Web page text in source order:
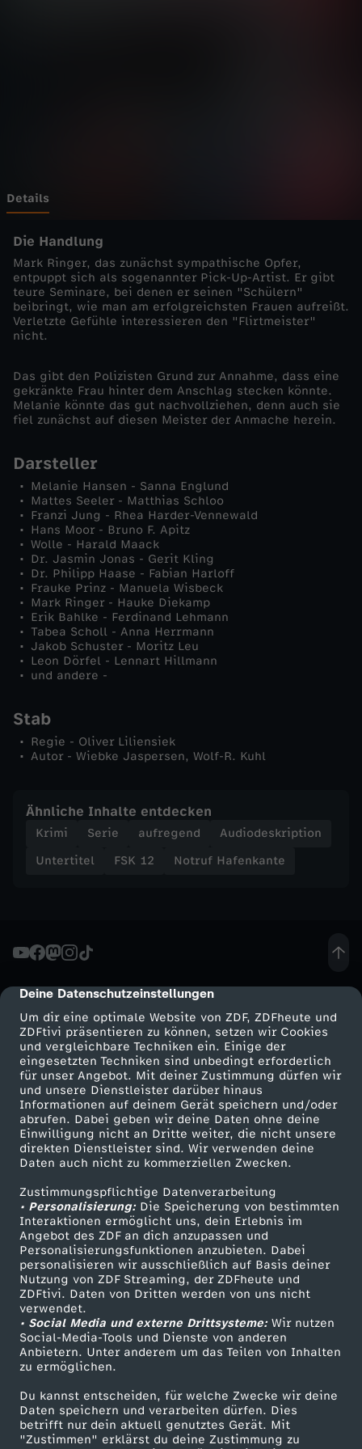
cmp-dialog-description
Deine Datenschutzeinstellungen
Um dir eine optimale Website von ZDF, ZDFheute und
ZDFtivi präsentieren zu können, setzen wir Cookies
und vergleichbare Techniken ein. Einige der
eingesetzten Techniken sind unbedingt erforderlich
für unser Angebot. Mit deiner Zustimmung dürfen wir
und unsere Dienstleister darüber hinaus
Informationen auf deinem Gerät speichern und/oder
abrufen. Dabei geben wir deine Daten ohne deine
Einwilligung nicht an Dritte weiter, die nicht unsere
direkten Dienstleister sind. Wir verwenden deine
Daten auch nicht zu kommerziellen Zwecken.
Zustimmungspflichtige Datenverarbeitung
• Personalisierung:Die Speicherung von bestimmten
Interaktionen ermöglicht uns, dein Erlebnis im
Angebot des ZDF an dich anzupassen und
Personalisierungsfunktionen anzubieten. Dabei
personalisieren wir ausschließlich auf Basis deiner
Nutzung von ZDF Streaming, der ZDFheute und
ZDFtivi. Daten von Dritten werden von uns nicht
verwendet.
• Social Media und externe Drittsysteme:Wir nutzen
Social-Media-Tools und Dienste von anderen
Anbietern. Unter anderem um das Teilen von Inhalten
zu ermöglichen.
Du kannst entscheiden, für welche Zwecke wir deine
Daten speichern und verarbeiten dürfen. Dies
betrifft nur dein aktuell genutztes Gerät. Mit
"Zustimmen" erklärst du deine Zustimmung zu
a
n
t
e
P
c
k
-
U
p
-
A
r
i
s
Details
Die Handlung
Mark Ringer, das zunächst sympathische Opfer,
entpuppt sich als sogenannter Pick-Up-Artist. Er gibt
teure Seminare, bei denen er seinen "Schülern"
beibringt, wie man am erfolgreichsten Frauen aufreißt.
Verletzte Gefühle interessieren den "Flirtmeister"
nicht.
Das gibt den Polizisten Grund zur Annahme, dass eine
gekränkte Frau hinter dem Anschlag stecken könnte.
Melanie könnte das gut nachvollziehen, denn auch sie
fiel zunächst auf diesen Meister der Anmache herein.
Darsteller
Melanie Hansen - Sanna Englund
Mattes Seeler - Matthias Schloo
Franzi Jung - Rhea Harder-Vennewald
Hans Moor - Bruno F. Apitz
Wolle - Harald Maack
Dr. Jasmin Jonas - Gerit Kling
Dr. Philipp Haase - Fabian Harloff
Frauke Prinz - Manuela Wisbeck
Mark Ringer - Hauke Diekamp
Erik Bahlke - Ferdinand Lehmann
Tabea Scholl - Anna Herrmann
Jakob Schuster - Moritz Leu
Leon Dörfel - Lennart Hillmann
und andere -
Stab
Regie - Oliver Liliensiek
Autor - Wiebke Jaspersen, Wolf-R. Kuhl
Ähnliche Inhalte entdecken
Krimi Serie aufregend
Audiodeskription
Untertitel
FSK 12 Notruf Hafenkante
Mehr ZDF
ZDF-Apps
Smart TV
ZDFtext
Livestreams
Sendungen A-Z
TV-Programm
Service
ZDFmitreden
Kontakt zum ZDF
Tickets
Zuschauerservice
Hilfe
ZDF Unternehmen
Karriere
ZDF goes Schule
Werbefernsehen